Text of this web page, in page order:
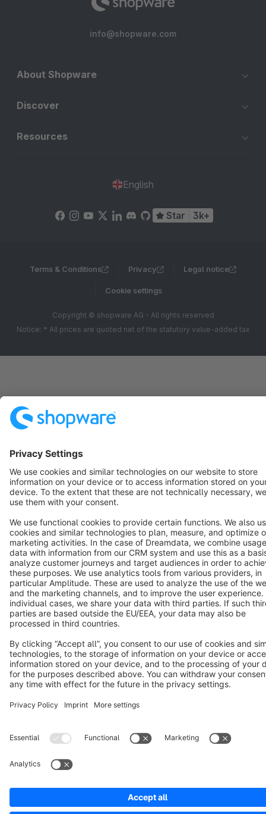
info@shopware.com
About Shopware
Discover
Resources
English
Star 3k+
Terms & Conditions Privacy Legal notice
Cookie settings
Copyright © shopware AG - All rights reserved
Notice: * All prices are quoted net of the statutory value-added tax